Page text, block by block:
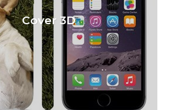
Cover 3D